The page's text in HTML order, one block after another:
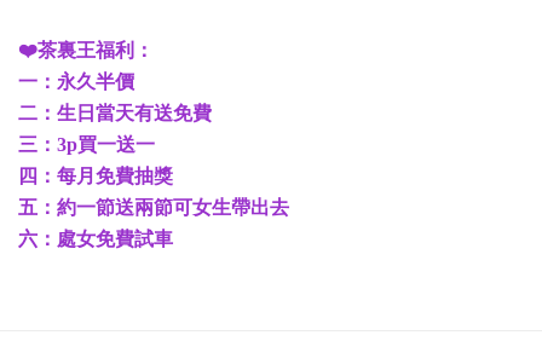
❤️茶裏王福利：
一：永久半價
二：生日當天有送免費
三：3p買一送一
四：每月免費抽獎
五：約一節送兩節可女生帶出去
六：處女免費試車